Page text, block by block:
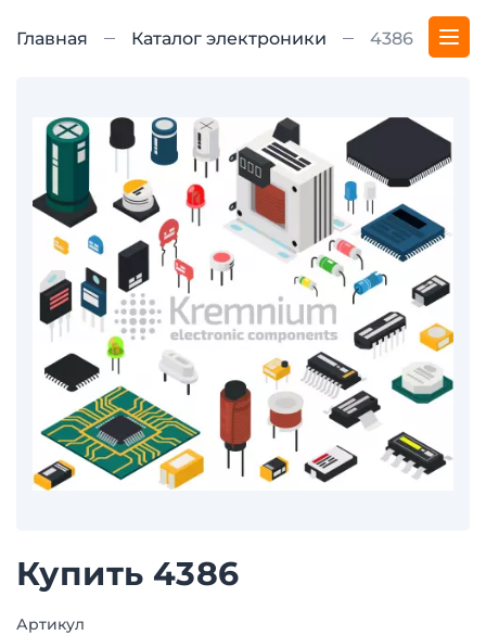
Главная Каталог электроники 4386
Купить 4386
Артикул